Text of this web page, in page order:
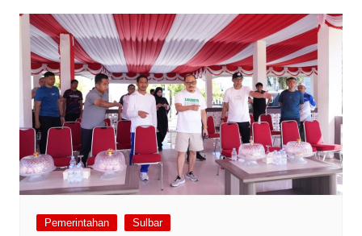
Pemerintahan Sulbar